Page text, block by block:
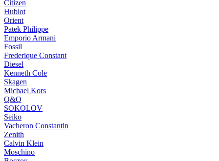
Citizen
Hublot
Orient
Patek Philippe
Emporio Armani
Fossil
Frederique Constant
Diesel
Kenneth Cole
Skagen
Michael Kors
Q&Q
SOKOLOV
Seiko
Vacheron Constantin
Zenith
Calvin Klein
Moschino